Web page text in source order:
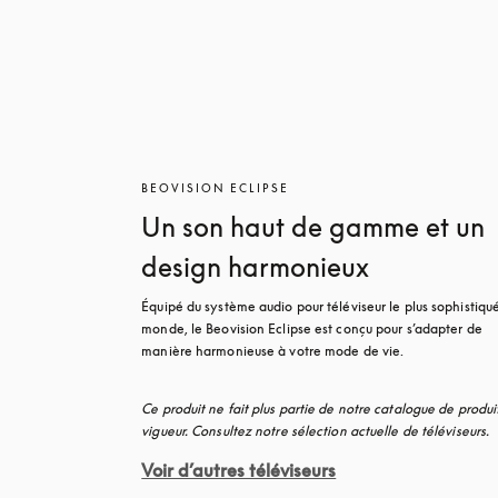
BEOVISION ECLIPSE
Un son haut de gamme et un
design harmonieux
Équipé du système audio pour téléviseur le plus
monde, le Beovision Eclipse est conçu pour s’adapter de
manière harmonieuse à votre mode de vie.
Ce produit ne fait plus partie de notre catalogue de
vigueur. Consultez notre sélection actuelle de téléviseurs.
Voir d’autres téléviseurs